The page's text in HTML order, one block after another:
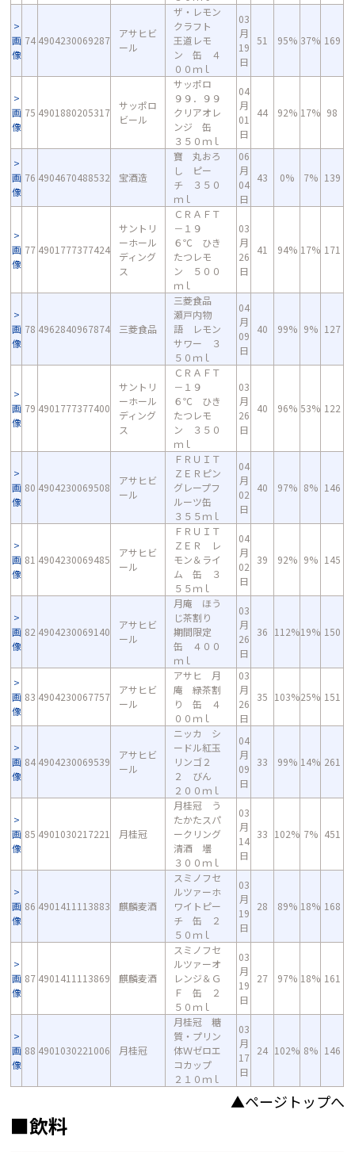
画
像
74 4904230069287
アサヒビ
ール
ザ・レモン
クラフト
王道レモ
ン 缶 ４
００ｍｌ
03
月
19
日
51 95% 37% 169
画
像
75 4901880205317
サッポロ
ビール
サッポロ
９９．９９
クリアオレ
ンジ 缶
３５０ｍｌ
04
月
01
日
44 92% 17% 98
画
像
76 4904670488532 宝酒造
寶 丸おろ
し ピー
チ ３５０
ｍｌ
06
月
04
日
43 0% 7% 139
画
像
77 4901777377424
サントリ
ーホール
ディング
ス
ＣＲＡＦＴ
－１９
６℃ ひき
たつレモ
ン ５００
ｍｌ
03
月
26
日
41 94% 17% 171
画
像
78 4962840967874 三菱食品
三菱食品
瀬戸内物
語 レモン
サワー ３
５０ｍｌ
04
月
09
日
40 99% 9% 127
画
像
79 4901777377400
サントリ
ーホール
ディング
ス
ＣＲＡＦＴ
－１９
６℃ ひき
たつレモ
ン ３５０
ｍｌ
03
月
26
日
40 96% 53% 122
画
像
80 4904230069508
アサヒビ
ール
ＦＲＵＩＴ
ＺＥＲピン
グレープフ
ルーツ缶
３５５ｍｌ
04
月
02
日
40 97% 8% 146
画
像
81 4904230069485
アサヒビ
ール
ＦＲＵＩＴ
ＺＥＲ レ
モン＆ライ
ム 缶 ３
５５ｍｌ
04
月
02
日
39 92% 9% 145
画
像
82 4904230069140
アサヒビ
ール
月庵 ほう
じ茶割り
期間限定
缶 ４００
ｍｌ
03
月
26
日
36 112%19% 150
画
像
83 4904230067757
アサヒビ
ール
アサヒ 月
庵 緑茶割
り 缶 ４
００ｍｌ
03
月
26
日
35 103%25% 151
画
像
84 4904230069539
アサヒビ
ール
ニッカ シ
ードル紅玉
リンゴ２
２ びん
２００ｍｌ
04
月
09
日
33 99% 14% 261
画
像
85 4901030217221 月桂冠
月桂冠 う
たかたスパ
ークリング
清酒 壜
３００ｍｌ
03
月
14
日
33 102% 7% 451
画
像
86 4901411113883 麒麟麦酒
スミノフセ
ルツァーホ
ワイトピー
チ 缶 ２
５０ｍｌ
03
月
19
日
28 89% 18% 168
画
像
87 4901411113869 麒麟麦酒
スミノフセ
ルツァーオ
レンジ＆Ｇ
Ｆ 缶 ２
５０ｍｌ
03
月
19
日
27 97% 18% 161
画
像
88 4901030221006 月桂冠
月桂冠 糖
質・プリン
体Ｗゼロエ
コカップ
２１０ｍｌ
03
月
17
日
24 102% 8% 146
▲ページトップへ
■飲料